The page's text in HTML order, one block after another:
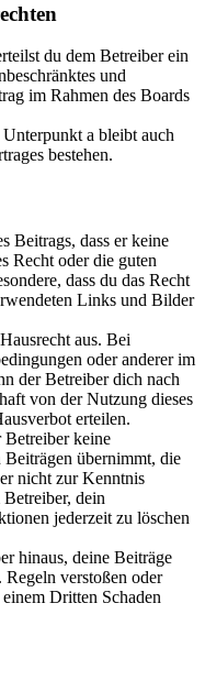
du dem Betreiber ein
und
im Rahmen des Boards
a bleibt auch
bestehen.
Beitrags, dass er keine
Recht oder die guten
dass du das Recht
Links und Bilder
aus. Bei
oder anderer im
der Betreiber dich nach
von der Nutzung dieses
erteilen.
Betreiber keine
übernimmt, die
nicht zur Kenntnis
Betreiber, dein
jederzeit zu löschen
hinaus, deine Beiträge
Regeln verstoßen oder
Dritten Schaden